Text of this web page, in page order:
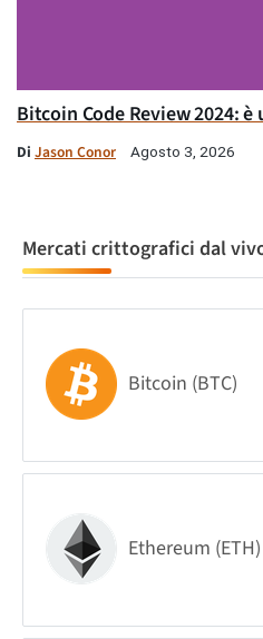
Bitcoin Code Review 2024:
Di Jason Conor Agosto 3, 2026
Mercati crittografici dal
Bitcoin (BTC)
Ethereum (ETH)